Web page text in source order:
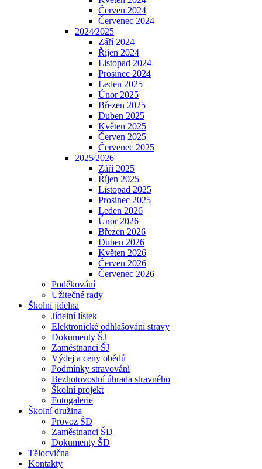
Červen 2024
Červenec 2024
2024⁄2025
Září 2024
Říjen 2024
Listopad 2024
Prosinec 2024
Leden 2025
Únor 2025
Březen 2025
Duben 2025
Květen 2025
Červen 2025
Červenec 2025
2025⁄2026
Září 2025
Říjen 2025
Listopad 2025
Prosinec 2025
Leden 2026
Únor 2026
Březen 2026
Duben 2026
Květen 2026
Červen 2026
Červenec 2026
Poděkování
Užitečné rady
Školní jídelna
Jídelní lístek
Elektronické odhlašování stravy
Dokumenty ŠJ
Zaměstnanci ŠJ
Výdej a ceny obědů
Podmínky stravování
Bezhotovostní úhrada stravného
Školní projekt
Fotogalerie
Školní družina
Provoz ŠD
Zaměstnanci ŠD
Dokumenty ŠD
Tělocvična
Kontakty